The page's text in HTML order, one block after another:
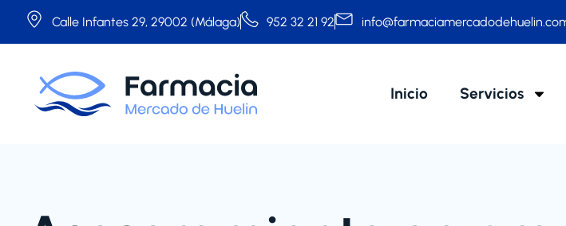
Calle Infantes 29, 29002 (Málaga) 952 32 21 92
Inicio Servicios